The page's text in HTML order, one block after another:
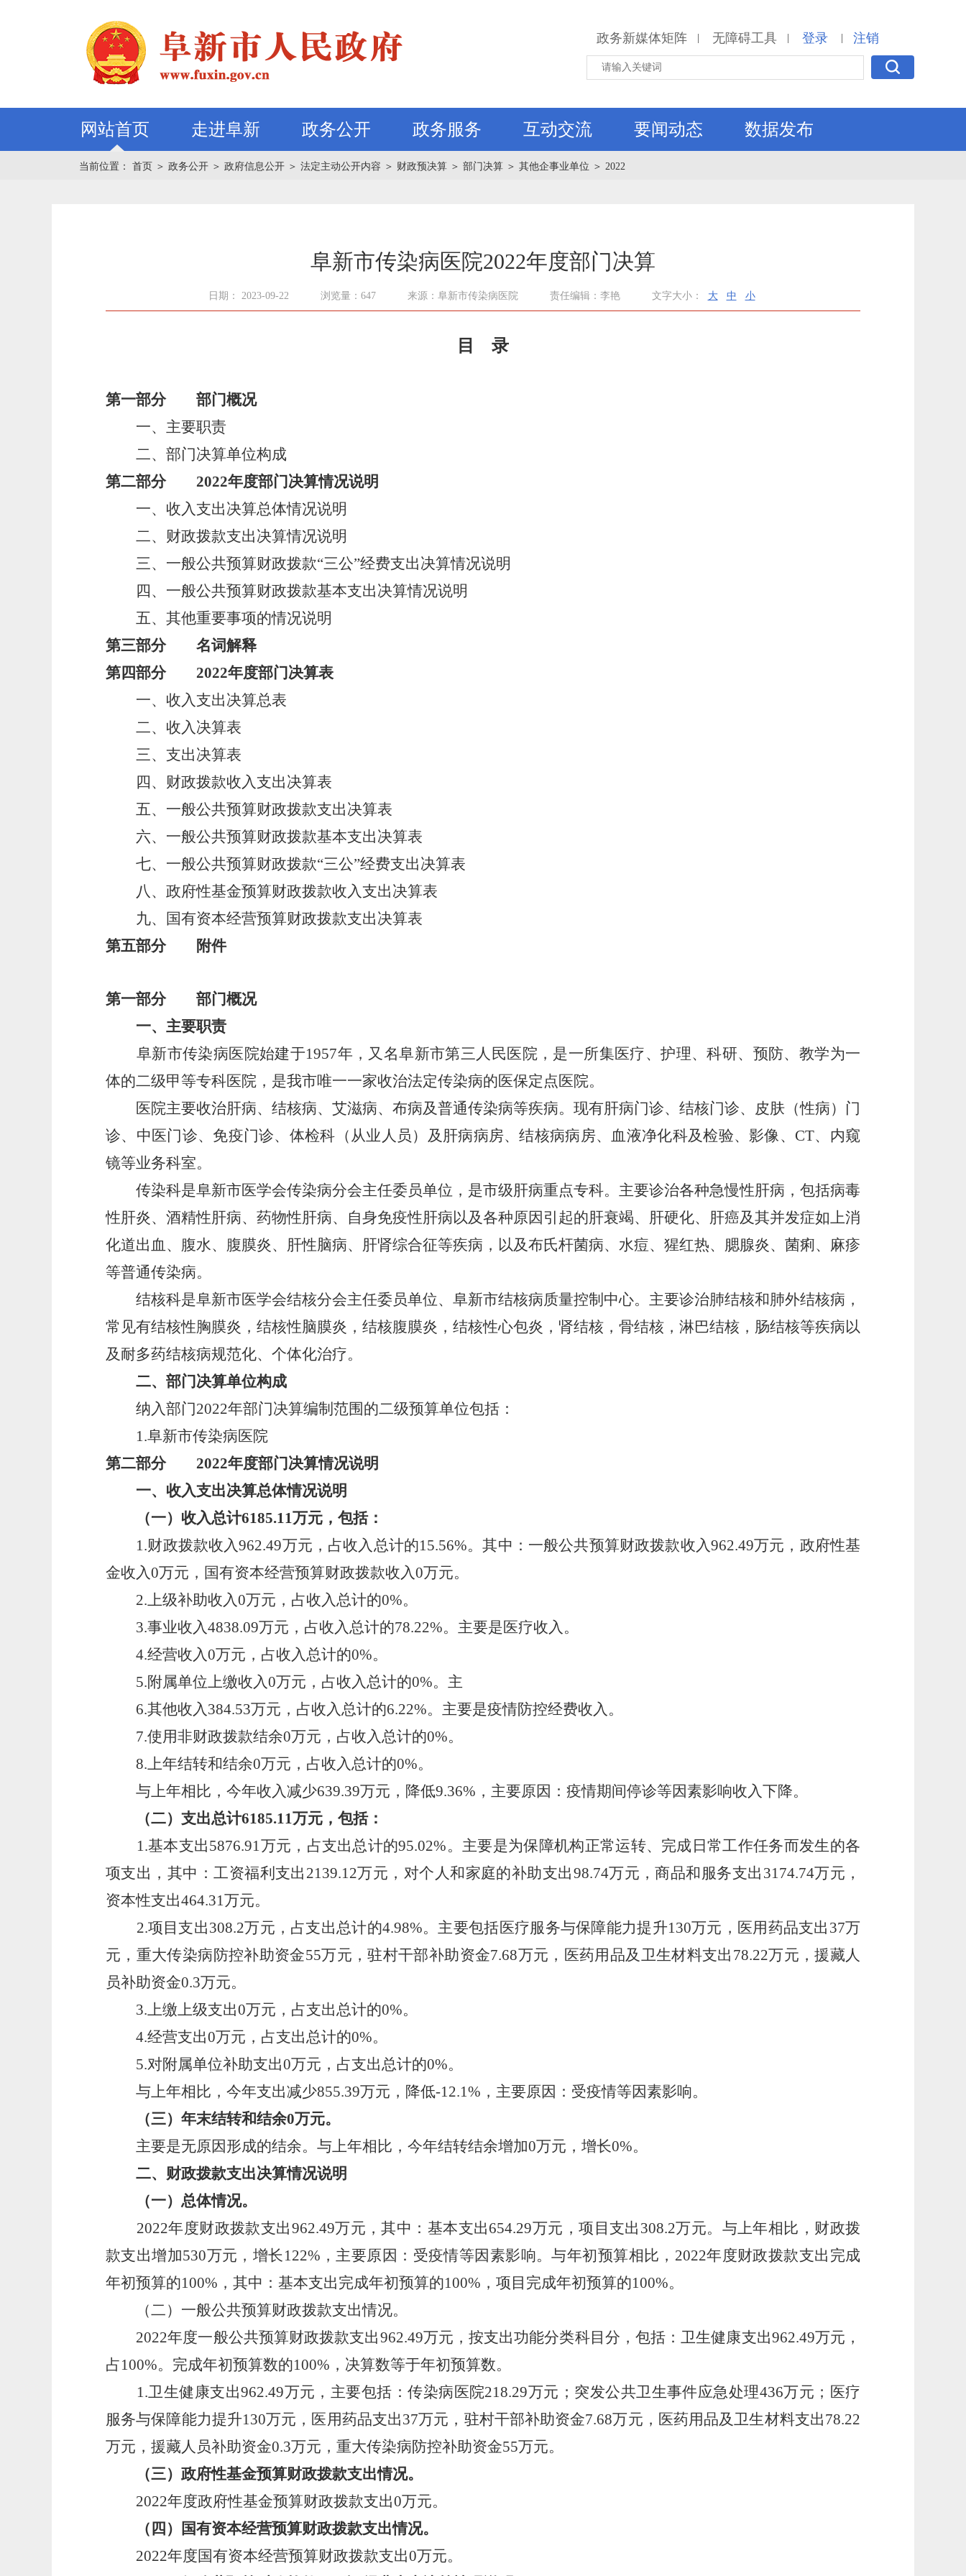
政务新媒体矩阵 | 无障碍工具 | 登录 | 注销
网站首页 走进阜新 政务公开 政务服务 互动交流 要闻动态 数据发布
当前位置： 首页 ＞ 政务公开 ＞ 政府信息公开 ＞ 法定主动公开内容 ＞ 财政预决算 ＞ 部门决算 ＞ 其他企事业单位 ＞ 2022
阜新市传染病医院2022年度部门决算
日期： 2023-09-22 浏览量：647 来源：阜新市传染病医院 责任编辑：李艳 文字大小： 大 中 小
目 录
第一部分 部门概况
一、主要职责
二、部门决算单位构成
第二部分 2022年度部门决算情况说明
一、收入支出决算总体情况说明
二、财政拨款支出决算情况说明
三、一般公共预算财政拨款“三公”经费支出决算情况说明
四、一般公共预算财政拨款基本支出决算情况说明
五、其他重要事项的情况说明
第三部分 名词解释
第四部分 2022年度部门决算表
一、收入支出决算总表
二、收入决算表
三、支出决算表
四、财政拨款收入支出决算表
五、一般公共预算财政拨款支出决算表
六、一般公共预算财政拨款基本支出决算表
七、一般公共预算财政拨款“三公”经费支出决算表
八、政府性基金预算财政拨款收入支出决算表
九、国有资本经营预算财政拨款支出决算表
第五部分 附件
第一部分 部门概况
一、主要职责
阜新市传染病医院始建于1957年，又名阜新市第三人民医院，是一所集医疗、护理、科研、预防、教学为一
体的二级甲等专科医院，是我市唯一一家收治法定传染病的医保定点医院。
医院主要收治肝病、结核病、艾滋病、布病及普通传染病等疾病。现有肝病门诊、结核门诊、皮肤（性病）门
诊、中医门诊、免疫门诊、体检科（从业人员）及肝病病房、结核病病房、血液净化科及检验、影像、CT、内窥
镜等业务科室。
传染科是阜新市医学会传染病分会主任委员单位，是市级肝病重点专科。主要诊治各种急慢性肝病，包括病毒
性肝炎、酒精性肝病、药物性肝病、自身免疫性肝病以及各种原因引起的肝衰竭、肝硬化、肝癌及其并发症如上消
化道出血、腹水、腹膜炎、肝性脑病、肝肾综合征等疾病，以及布氏杆菌病、水痘、猩红热、腮腺炎、菌痢、麻疹
等普通传染病。
结核科是阜新市医学会结核分会主任委员单位、阜新市结核病质量控制中心。主要诊治肺结核和肺外结核病，
常见有结核性胸膜炎，结核性脑膜炎，结核腹膜炎，结核性心包炎，肾结核，骨结核，淋巴结核，肠结核等疾病以
及耐多药结核病规范化、个体化治疗。
二、部门决算单位构成
纳入部门2022年部门决算编制范围的二级预算单位包括：
1.阜新市传染病医院
第二部分 2022年度部门决算情况说明
一、收入支出决算总体情况说明
（一）收入总计6185.11万元，包括：
1.财政拨款收入962.49万元，占收入总计的15.56%。其中：一般公共预算财政拨款收入962.49万元，政府性基
金收入0万元，国有资本经营预算财政拨款收入0万元。
2.上级补助收入0万元，占收入总计的0%。
3.事业收入4838.09万元，占收入总计的78.22%。主要是医疗收入。
4.经营收入0万元，占收入总计的0%。
5.附属单位上缴收入0万元，占收入总计的0%。主
6.其他收入384.53万元，占收入总计的6.22%。主要是疫情防控经费收入。
7.使用非财政拨款结余0万元，占收入总计的0%。
8.上年结转和结余0万元，占收入总计的0%。
与上年相比，今年收入减少639.39万元，降低9.36%，主要原因：疫情期间停诊等因素影响收入下降。
（二）支出总计6185.11万元，包括：
1.基本支出5876.91万元，占支出总计的95.02%。主要是为保障机构正常运转、完成日常工作任务而发生的各
项支出，其中：工资福利支出2139.12万元，对个人和家庭的补助支出98.74万元，商品和服务支出3174.74万元，
资本性支出464.31万元。
2.项目支出308.2万元，占支出总计的4.98%。主要包括医疗服务与保障能力提升130万元，医用药品支出37万
元，重大传染病防控补助资金55万元，驻村干部补助资金7.68万元，医药用品及卫生材料支出78.22万元，援藏人
员补助资金0.3万元。
3.上缴上级支出0万元，占支出总计的0%。
4.经营支出0万元，占支出总计的0%。
5.对附属单位补助支出0万元，占支出总计的0%。
与上年相比，今年支出减少855.39万元，降低-12.1%，主要原因：受疫情等因素影响。
（三）年末结转和结余0万元。
主要是无原因形成的结余。与上年相比，今年结转结余增加0万元，增长0%。
二、财政拨款支出决算情况说明
（一）总体情况。
2022年度财政拨款支出962.49万元，其中：基本支出654.29万元，项目支出308.2万元。与上年相比，财政拨
款支出增加530万元，增长122%，主要原因：受疫情等因素影响。与年初预算相比，2022年度财政拨款支出完成
年初预算的100%，其中：基本支出完成年初预算的100%，项目完成年初预算的100%。
（二）一般公共预算财政拨款支出情况。
2022年度一般公共预算财政拨款支出962.49万元，按支出功能分类科目分，包括：卫生健康支出962.49万元，
占100%。完成年初预算数的100%，决算数等于年初预算数。
1.卫生健康支出962.49万元，主要包括：传染病医院218.29万元；突发公共卫生事件应急处理436万元；医疗
服务与保障能力提升130万元，医用药品支出37万元，驻村干部补助资金7.68万元，医药用品及卫生材料支出78.22
万元，援藏人员补助资金0.3万元，重大传染病防控补助资金55万元。
（三）政府性基金预算财政拨款支出情况。
2022年度政府性基金预算财政拨款支出0万元。
（四）国有资本经营预算财政拨款支出情况。
2022年度国有资本经营预算财政拨款支出0万元。